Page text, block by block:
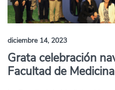
diciembre 14, 2023
Grata celebración
Facultad de